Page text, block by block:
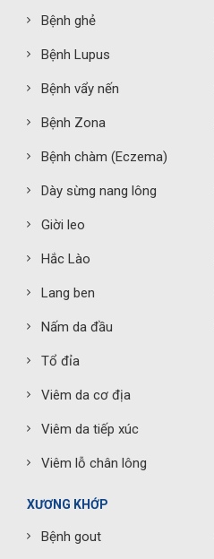
Bệnh ghẻ
Bệnh Lupus
Bệnh vẩy nến
Bệnh Zona
Bệnh chàm (Eczema)
Dày sừng nang lông
Giời leo
Hắc Lào
Lang ben
Nấm da đầu
Tổ đỉa
Viêm da cơ địa
Viêm da tiếp xúc
Viêm lỗ chân lông
XƯƠNG KHỚP
Bệnh gout